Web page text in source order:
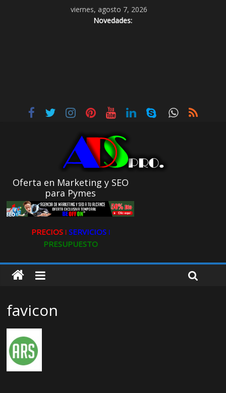
viernes, agosto 7, 2026
Novedades:
Oferta en Marketing y SEO
para Pymes
PRECIOS ǀ SERVICIOS ǀ
PRESUPUESTO
favicon